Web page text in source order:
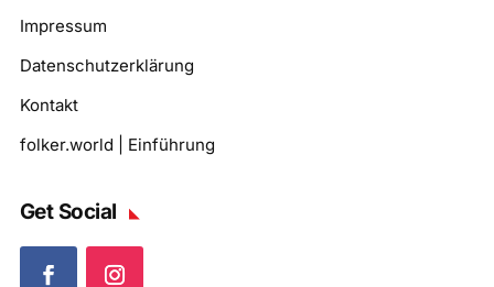
Impressum
Datenschutzerklärung
Kontakt
folker.world | Einführung
Get Social